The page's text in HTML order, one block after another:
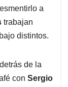
a
trabajan
distintos.
de la
con Sergio